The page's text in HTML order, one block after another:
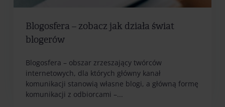
Blogosfera – zobacz jak działa świat
blogerów
Blogosfera – obszar zrzeszający twórców
internetowych, dla których główny kanał
komunikacji stanowią własne blogi, a główną formę
komunikacji z odbiorcami –...